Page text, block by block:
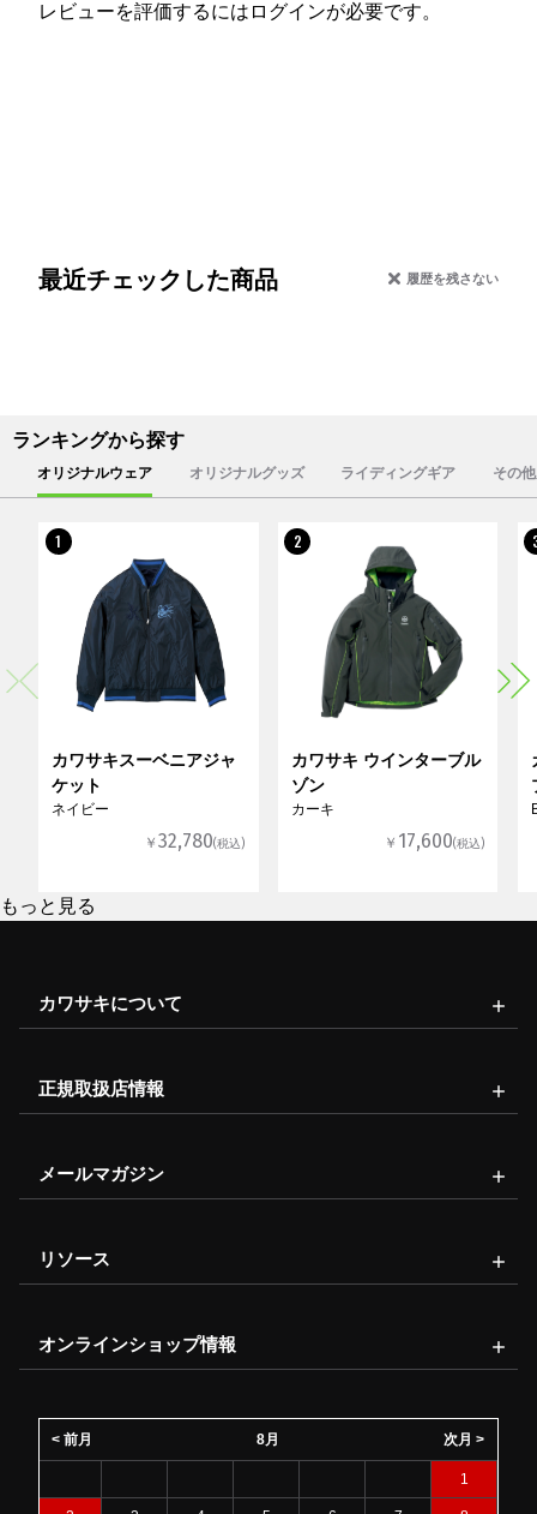
レビューを評価するには ログインが必要です。
最近チェックした商品 履歴を残さない
ランキングから探す
オリジナルウェア オリジナルグッズ ライディングギア その
1
カワサキスーベニアジャ
ケット
ネイビー
￥32,780(税込)
2
カワサキ ウインターブル
ゾン
カーキ
￥ 17,600(税込)
もっと見る
カワサキについて
正規取扱店情報
メールマガジン
リソース
オンラインショップ情報
8月
< 前月 次月 >
1